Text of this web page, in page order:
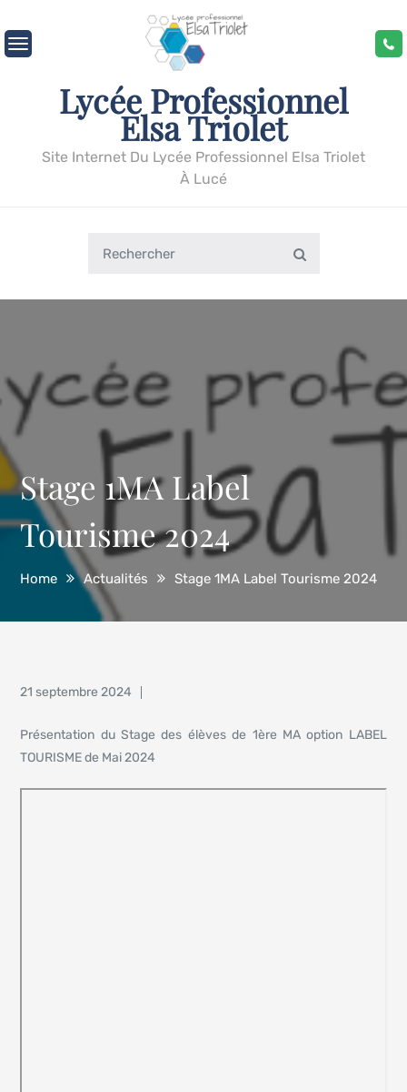
to
content
Lycée Professionnel
Elsa Triolet
Site Internet Du Lycée Professionnel Elsa Triolet
À Lucé
for:
Search
Stage 1MA Label
Tourisme 2024
Home Actualités Stage 1MA Label Tourisme 2024
Posted
21 septembre 2024
Présentation du Stage des élèves de 1ère MA option LABEL
TOURISME de Mai 2024